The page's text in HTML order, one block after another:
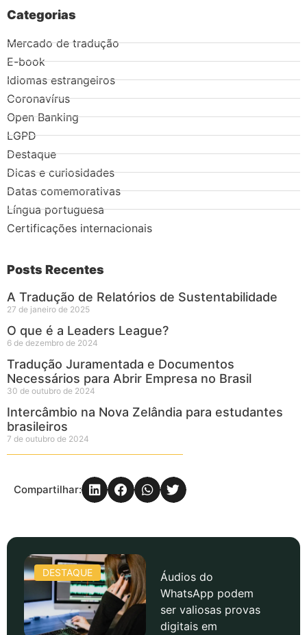
Categorias
Mercado de tradução
E-book
Idiomas estrangeiros
Coronavírus
Open Banking
LGPD
Destaque
Dicas e curiosidades
Datas comemorativas
Língua portuguesa
Certificações internacionais
Posts Recentes
A Tradução de Relatórios de Sustentabilidade
27 de janeiro de 2025
O que é a Leaders League?
6 de dezembro de 2024
Tradução Juramentada e Documentos
Necessários para Abrir Empresa no Brasil
30 de outubro de 2024
Intercâmbio na Nova Zelândia para estudantes
brasileiros
7 de outubro de 2024
Compartilhar:
DESTAQUE
Áudios do
WhatsApp podem
ser valiosas provas
digitais em